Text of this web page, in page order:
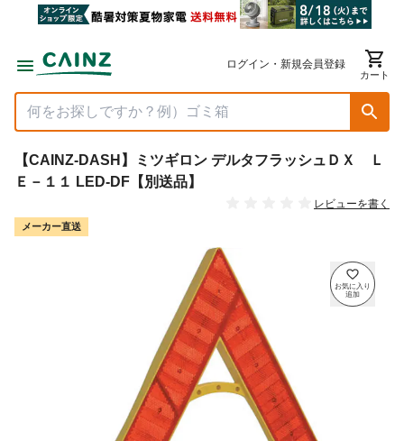
ログイン・新規会員登録
カート
【CAINZ-DASH】ミツギロン デルタフラッシュＤＸ Ｌ
Ｅ－１１ LED-DF【別送品】
レビューを書く
メーカー直送